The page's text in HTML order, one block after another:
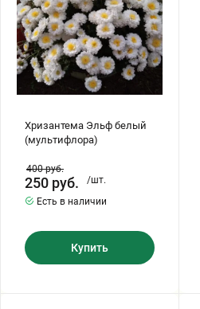
Хризантема Эльф белый
(мультифлора)
400руб.
250 руб.
/шт.
Есть в наличии
Купить